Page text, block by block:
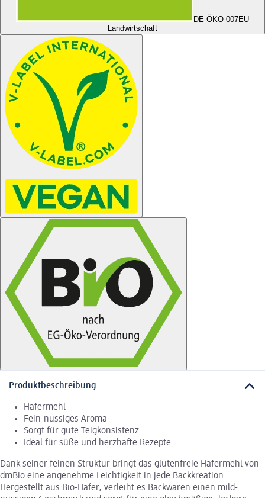
DE-ÖKO-007EU
Landwirtschaft
Produktbeschreibung
Hafermehl
Fein-nussiges Aroma
Sorgt für gute Teigkonsistenz
Ideal für süße und herzhafte Rezepte
Dank seiner feinen Struktur bringt das glutenfreie Hafermehl von
dmBio eine angenehme Leichtigkeit in jede Backkreation.
Hergestellt aus Bio-Hafer, verleiht es Backwaren einen mild-